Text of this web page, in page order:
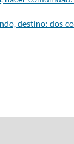
destino: dos